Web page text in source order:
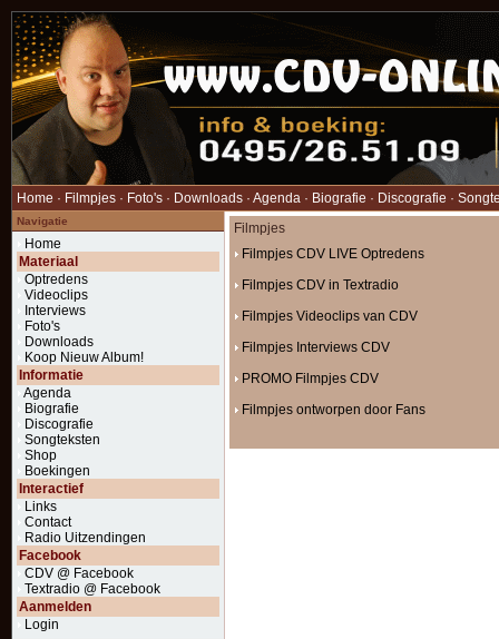
Home · Filmpjes · Foto's · Downloads · Agenda · Biografie · Discografie ·
Navigatie
Home
Materiaal
Optredens
Videoclips
Interviews
Foto's
Downloads
Koop Nieuw Album!
Informatie
Agenda
Biografie
Discografie
Songteksten
Shop
Boekingen
Interactief
Links
Contact
Radio Uitzendingen
Facebook
CDV @ Facebook
Textradio @ Facebook
Aanmelden
Login
Filmpjes
Filmpjes CDV LIVE Optredens
Filmpjes CDV in Textradio
Filmpjes Videoclips van CDV
Filmpjes Interviews CDV
PROMO Filmpjes CDV
Filmpjes ontworpen door Fans